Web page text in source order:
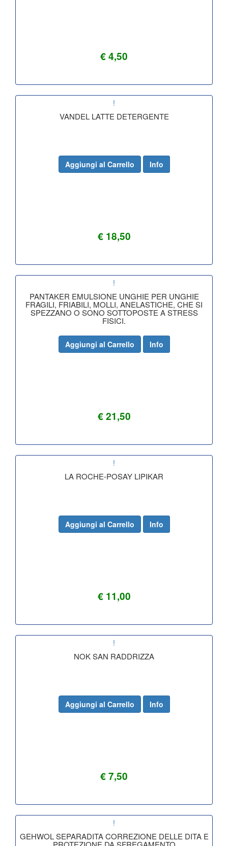
€ 4,50
!
VANDEL LATTE DETERGENTE
€ 18,50
Aggiungi al Carrello Info
!
PANTAKER EMULSIONE UNGHIE PER UNGHIE
FRAGILI, FRIABILI, MOLLI, ANELASTICHE, CHE SI
SPEZZANO O SONO SOTTOPOSTE A STRESS
FISICI.
€ 21,50
Aggiungi al Carrello Info
!
LA ROCHE-POSAY LIPIKAR
€ 11,00
Aggiungi al Carrello Info
!
NOK SAN RADDRIZZA
€ 7,50
Aggiungi al Carrello Info
!
GEHWOL SEPARADITA CORREZIONE DELLE DITA E